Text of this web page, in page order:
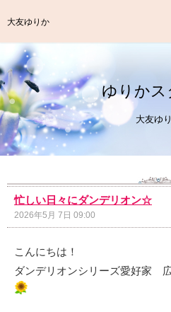
大友ゆりか
ゆりかス
大友ゆ
忙しい日々にダンデリオン☆
2026年5月 7日 09:00
こんにちは！
ダンデリオンシリーズ愛好家